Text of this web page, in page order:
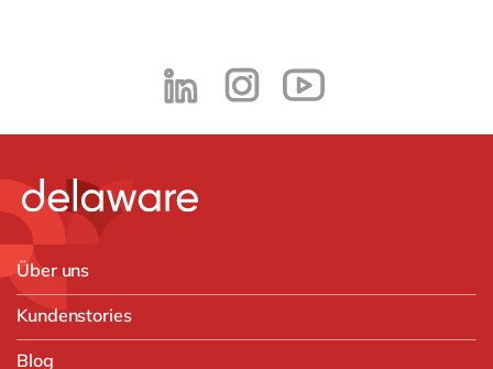
Über uns
Kundenstories
Blog